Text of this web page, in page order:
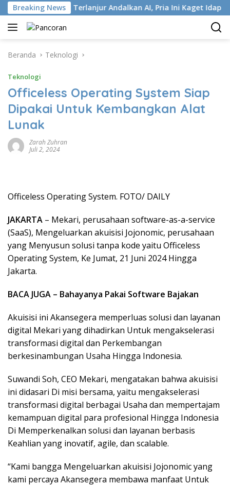
Langsung
ke
konten
Breaking NewsTerlanjur Andalkan AI, Pria Ini Kaget Idap Kanker
Beranda Teknologi
Teknologi
Officeless Operating System Siap
Dipakai Untuk Kembangkan Alat
Lunak
Zarah Zuhran
Juli 2, 2024
Officeless Operating System. FOTO/ DAILY
JAKARTA – Mekari, perusahaan software-as-a-service
(SaaS), Mengeluarkan akuisisi Jojonomic, perusahaan
yang Menyusun solusi tanpa kode yaitu Officeless
Operating System, Ke Jumat, 21 Juni 2024 Hingga
Jakarta.
BACA JUGA – Bahayanya Pakai Software Bajakan
Akuisisi ini Akansegera memperluas solusi dan layanan
digital Mekari yang dihadirkan Untuk mengakselerasi
transformasi digital dan Perkembangan
berkesinambungan Usaha Hingga Indonesia.
Suwandi Soh, CEO Mekari, mengatakan bahwa akuisisi
ini didasari Di misi bersama, yaitu mengakselerasi
transformasi digital berbagai Usaha dan mempertajam
kemampuan digital para profesional Hingga Indonesia
Di Memperkenalkan solusi dan layanan berbasis
Keahlian yang inovatif, agile, dan scalable.
“Kami bangga Mengeluarkan akuisisi Jojonomic yang
kami percaya Akansegera membawa manfaat Untuk